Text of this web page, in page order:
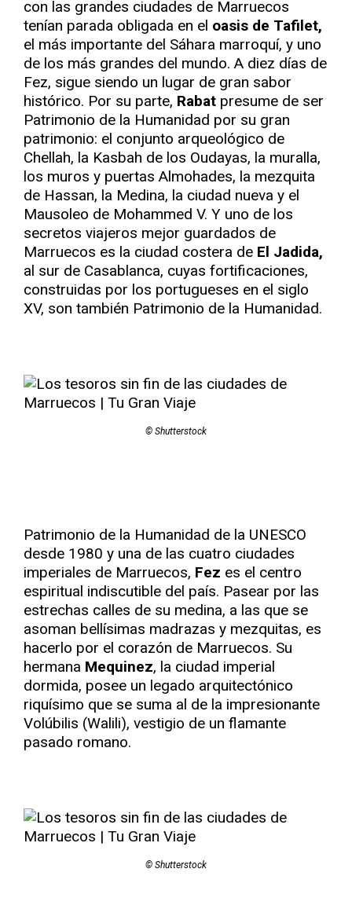
con las grandes ciudades de Marruecos
tenían parada obligada en el oasis de Tafilet,
el más importante del Sáhara marroquí, y uno
de los más grandes del mundo. A diez días de
Fez, sigue siendo un lugar de gran sabor
histórico. Por su parte, Rabat presume de ser
Patrimonio de la Humanidad por su gran
patrimonio: el conjunto arqueológico de
Chellah, la Kasbah de los Oudayas, la muralla,
los muros y puertas Almohades, la mezquita
de Hassan, la Medina, la ciudad nueva y el
Mausoleo de Mohammed V. Y uno de los
secretos viajeros mejor guardados de
Marruecos es la ciudad costera de El Jadida,
al sur de Casablanca, cuyas fortificaciones,
construidas por los portugueses en el siglo
XV, son también Patrimonio de la Humanidad.
© Shutterstock
Patrimonio de la Humanidad de la UNESCO
desde 1980 y una de las cuatro ciudades
imperiales de Marruecos, Fez es el centro
espiritual indiscutible del país. Pasear por las
estrechas calles de su medina, a las que se
asoman bellísimas madrazas y mezquitas, es
hacerlo por el corazón de Marruecos. Su
hermana Mequinez, la ciudad imperial
dormida, posee un legado arquitectónico
riquísimo que se suma al de la impresionante
Volúbilis (Walili), vestigio de un flamante
pasado romano.
© Shutterstock